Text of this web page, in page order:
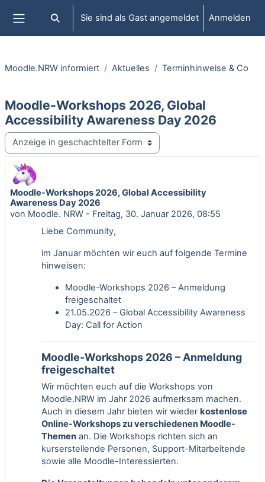
Website-Übersicht
Sucheingabe umschalten
Sie sind als Gast angemeldet Anmelden
Moodle.NRW informiert Aktuelles Terminhinweise & Co
Moodle-Workshops 2026, Global
Accessibility Awareness Day 2026
Anzeigemodus
Moodle-Workshops 2026, Global Accessibility
Awareness Day 2026
von Moodle. NRW - Freitag, 30. Januar 2026, 08:55
Anzahl Antworten: 0
Liebe Community,
im Januar möchten wir euch auf folgende Termine
hinweisen:
Moodle-Workshops 2026 – Anmeldung
freigeschaltet
21.05.2026 – Global Accessibility Awareness
Day: Call for Action
Moodle-Workshops 2026 – Anmeldung
freigeschaltet
Wir möchten euch auf die Workshops von
Moodle.NRW im Jahr 2026 aufmerksam machen.
Auch in diesem Jahr bieten wir wieder kostenlose
Online-Workshops zu verschiedenen Moodle-
Themen an. Die Workshops richten sich an
kurserstellende Personen, Support-Mitarbeitende
sowie alle Moodle-Interessierten.